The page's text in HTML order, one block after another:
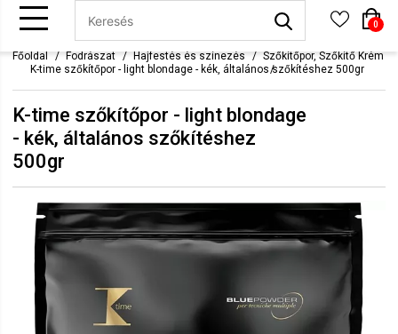
0
Főoldal Fodrászat Hajfestés és színezés
Szőkítőpor, Szőkítő Krém
K-time szőkítőpor - light blondage - kék, általános szőkítéshez 500gr
K-time szőkítőpor - light blondage
- kék, általános szőkítéshez
500gr